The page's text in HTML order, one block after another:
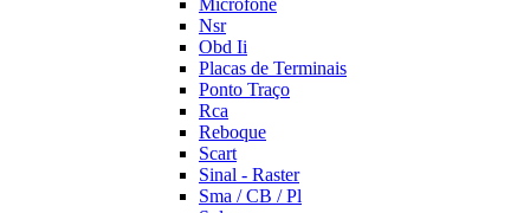
Microfone
Nsr
Obd Ii
Placas de Terminais
Ponto Traço
Rca
Reboque
Scart
Sinal - Raster
Sma / CB / Pl